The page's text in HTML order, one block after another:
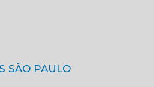
SÃO PAULO